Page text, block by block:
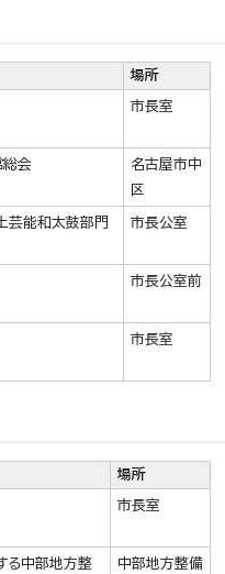
場所
市長室
総会
名古屋市中
区
芸能和太鼓部門
市長公室
市長公室前
市長室
場所
市長室
る中部地方整
中部地方整備